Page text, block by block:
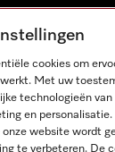
op Youtube
cookies om
Met uw
technologieën
en
website wordt
te verbeteren. De